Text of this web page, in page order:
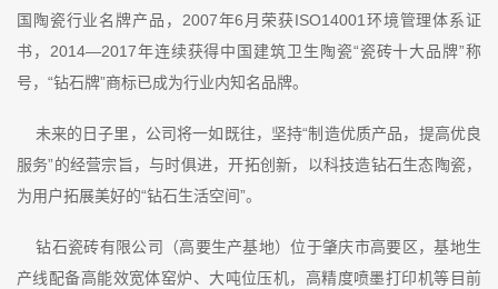
国陶瓷行业名牌产品，2007年6月荣获ISO14001环境管理体系证
书，2014—2017年连续获得中国建筑卫生陶瓷“瓷砖十大品牌”称
号，“钻石牌”商标已成为行业内知名品牌。
未来的日子里，公司将一如既往，坚持“制造优质产品，提高优良
服务”的经营宗旨，与时俱进，开拓创新，以科技造钻石生态陶瓷，
为用户拓展美好的“钻石生活空间”。
钻石瓷砖有限公司（高要生产基地）位于肇庆市高要区，基地生
产线配备高能效宽体窑炉、大吨位压机，高精度喷墨打印机等目前